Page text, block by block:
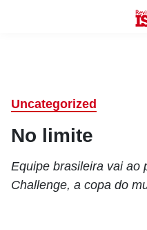
Uncategorized
No limite
Equipe brasileira vai ao
Challenge, a copa do